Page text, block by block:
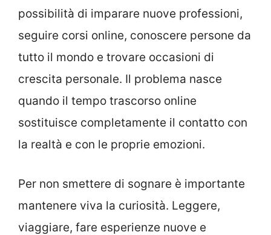
possibilità di imparare nuove professioni,
seguire corsi online, conoscere persone da
tutto il mondo e trovare occasioni di
crescita personale. Il problema nasce
quando il tempo trascorso online
sostituisce completamente il contatto con
la realtà e con le proprie emozioni.
Per non smettere di sognare è importante
mantenere viva la curiosità. Leggere,
viaggiare, fare esperienze nuove e